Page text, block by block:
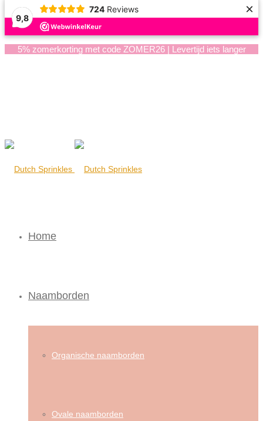
9,8
724 Reviews ×
5% zomerkorting met code ZOMER26 | Levertijd iets langer
Home
Naamborden
Organische naamborden
Ovale naamborden